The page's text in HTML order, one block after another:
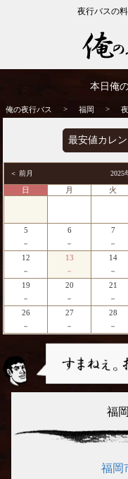
夜行バスの
ス | 俺の夜
本日俺
俺の夜行バス > 福岡 >
最安値カレ
＜ 前月 2025
日 月 火
5
－
6
－
7
－
12
－
13
－
14
－
19
－
20
－
21
－
26
－
27
－
28
－
福
福岡